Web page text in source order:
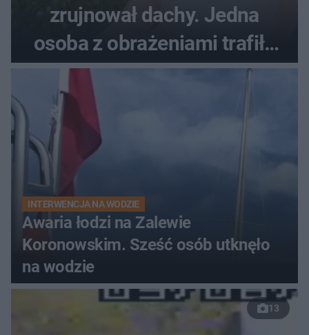
zrujnował dachy. Jedna
osoba z obrażeniami trafiła
do szpitala
INTERWENCJA NA WODZIE
Awaria łodzi na Zalewie
Koronowskim. Sześć osób utknęło
na wodzie
13